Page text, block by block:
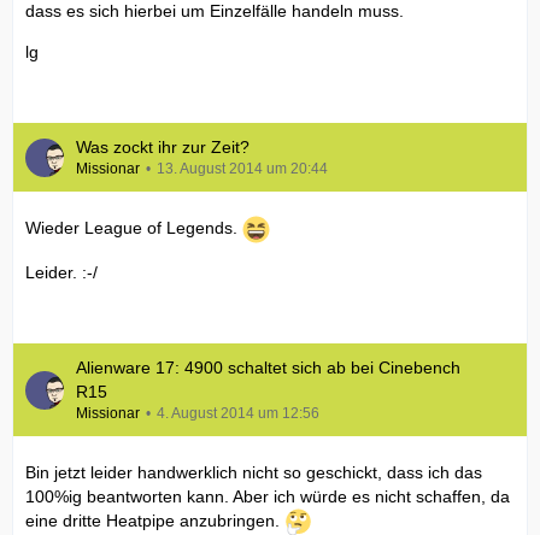
dass es sich hierbei um Einzelfälle handeln muss.
lg
Was zockt ihr zur Zeit?
Missionar 13. August 2014 um 20:44
Wieder League of Legends.
Leider. :-/
Alienware 17: 4900 schaltet sich ab bei Cinebench
R15
Missionar 4. August 2014 um 12:56
Bin jetzt leider handwerklich nicht so geschickt, dass ich das
100%ig beantworten kann. Aber ich würde es nicht schaffen, da
eine dritte Heatpipe anzubringen.